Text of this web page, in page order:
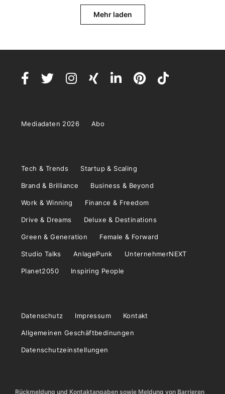
Mehr laden
Mediadaten 2026 Abo
Tech & Trends Startup & Scaling
Brand & Brilliance Business & Beyond
Work & Winning Finance & Freedom
Drive & Dreams Deluxe & Destinations
Green & Generation Female & Forward
Studio Talks AnlagePunk UnternehmerNEXT
Planet2050 Inspiring People
Datenschutz Impressum Kontakt
Allgemeinen Geschäftbedinungen
Datenschutzeinstellungen
Rückmeldung und Kontaktangaben sowie Meldung von Barrieren